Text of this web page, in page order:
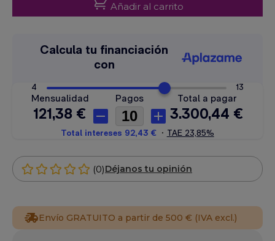
Añadir al carrito
(0)Déjanos tu opinión
Envío GRATUITO a partir de 500 € (IVA excl.)